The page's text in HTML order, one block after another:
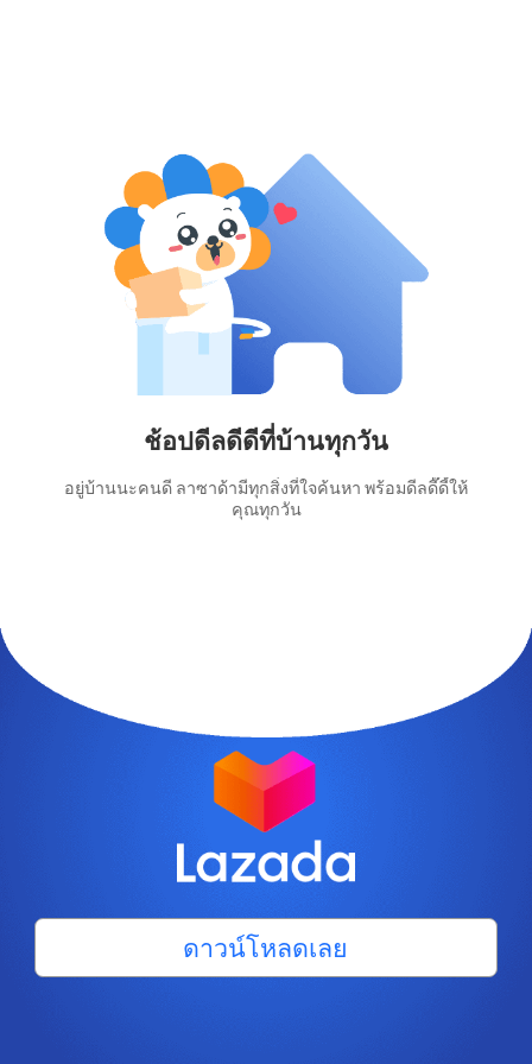
ช้อปดีลดีดีที่บ้านทุกวัน
อยู่บ้านนะคนดี ลาซาด้ามีทุกสิ่งที่ใจค้นหา พร้อมดีลดี๊ดี้ให้
คุณทุกวัน
ดาวน์โหลดเลย